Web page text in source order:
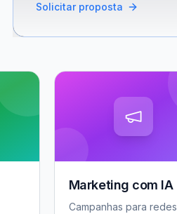
Solicitar proposta
Marketing com IA
Campanhas para redes